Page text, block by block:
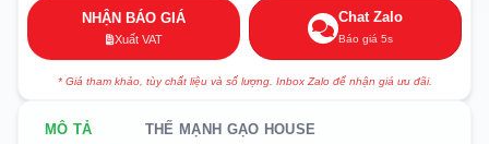
NHẬN BÁO GIÁ
Xuất VAT
Chat Zalo
Báo giá 5s
* Giá tham khảo, tùy chất liệu và số lượng. Inbox Zalo để nhận giá ưu đãi.
MÔ TẢ THẾ MẠNH GẠO HOUSE